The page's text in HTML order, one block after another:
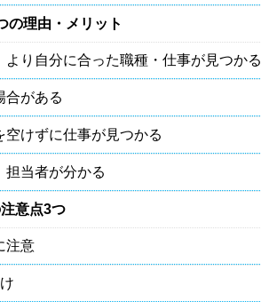
の理由・メリット
り自分に合った職種・仕事が見つかる
がある
けずに仕事が見つかる
当者が分かる
意点3つ
注意